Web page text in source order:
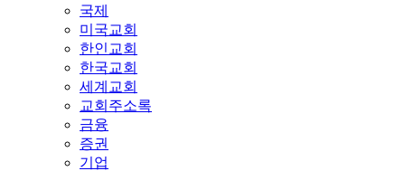
국제
미국교회
한인교회
한국교회
세계교회
교회주소록
금융
증권
기업